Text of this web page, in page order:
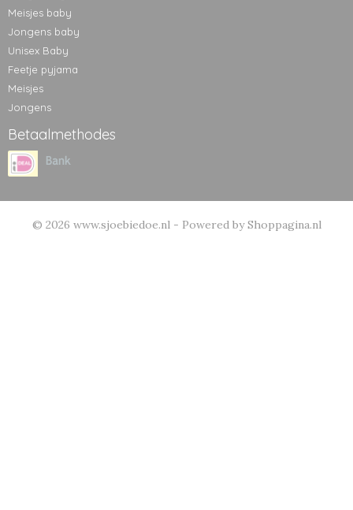
Meisjes baby
Jongens baby
Unisex Baby
Feetje pyjama
Meisjes
Jongens
Betaalmethodes
© 2026 www.sjoebiedoe.nl - Powered by Shoppagina.nl